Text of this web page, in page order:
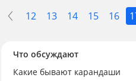
12 13 14 15 16
Что обсуждают
Какие бывают карандаши